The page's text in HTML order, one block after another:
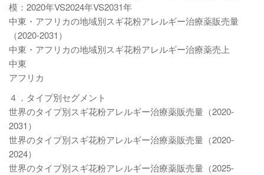
模：2020年VS2024年VS2031年
中東・アフリカの地域別スギ花粉アレルギー治療薬販売量
（2020-2031）
中東・アフリカの地域別スギ花粉アレルギー治療薬売上
中東
アフリカ
４．タイプ別セグメント
世界のタイプ別スギ花粉アレルギー治療薬販売量（2020-
2031）
世界のタイプ別スギ花粉アレルギー治療薬販売量（2020-
2024）
世界のタイプ別スギ花粉アレルギー治療薬販売量（2025-